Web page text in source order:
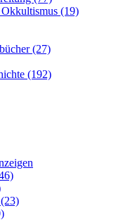
(19)
(27)
(192)